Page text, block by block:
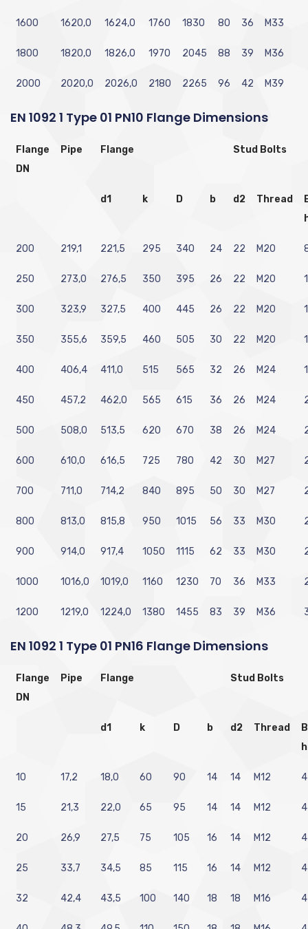
1600 1620,0 1624,0 1760 1830 80 36 M33
1800 1820,0 1826,0 1970 2045 88 39 M36
2000 2020,0 2026,0 2180 2265 96 42 M39
EN 1092 1 Type 01 PN10 Flange Dimensions
Flange
DN
Pipe Flange Stud Bolts
d1 k D b d2 Thread
200 219,1 221,5 295 340 24 22 M20
250 273,0 276,5 350 395 26 22 M20
300 323,9 327,5 400 445 26 22 M20
350 355,6 359,5 460 505 30 22 M20
400 406,4 411,0 515 565 32 26 M24
450 457,2 462,0 565 615 36 26 M24
500 508,0 513,5 620 670 38 26 M24
600 610,0 616,5 725 780 42 30 M27
700 711,0 714,2 840 895 50 30 M27
800 813,0 815,8 950 1015 56 33 M30
900 914,0 917,4 1050 1115 62 33 M30
1000 1016,0 1019,0 1160 1230 70 36 M33
1200 1219,0 1224,0 1380 1455 83 39 M36
EN 1092 1 Type 01 PN16 Flange Dimensions
Flange
DN
Pipe Flange Stud Bolts
d1 k D b d2 Thread
10 17,2 18,0 60 90 14 14 M12 4
15 21,3 22,0 65 95 14 14 M12 4
20 26,9 27,5 75 105 16 14 M12 4
25 33,7 34,5 85 115 16 14 M12 4
32 42,4 43,5 100 140 18 18 M16 4